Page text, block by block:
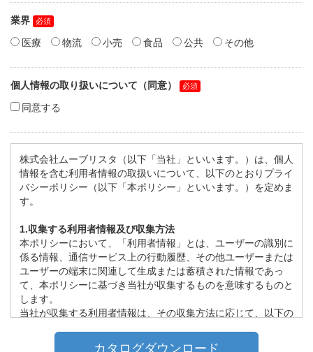
業界
医療
物流 小売 食品 公共 その他
個人情報の取り扱いについて（同意）
同意する
株式会社ムーブリスタ（以下「当社」といいます。）は、個人
情報を含む利用者情報の取扱いについて、以下のとおりプライ
バシーポリシー（以下「本ポリシー」といいます。）を定めま
す。
1.収集する利用者情報及び収集方法
本ポリシーにおいて、「利用者情報」とは、ユーザーの識別に
係る情報、通信サービス上の行動履歴、その他ユーザーまたは
ユーザーの端末に関連して生成または蓄積された情報であっ
て、本ポリシーに基づき当社が収集するものを意味するものと
します。
当社が収集する利用者情報は、その収集方法に応じて、以下の